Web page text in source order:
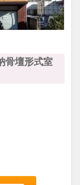
骨壇形式室